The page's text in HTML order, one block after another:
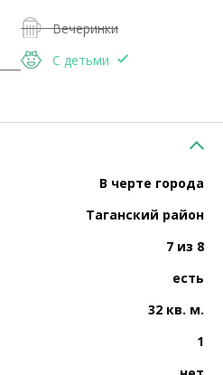
Вечеринки
С детьми
В черте города
Таганский район
7 из 8
есть
32 кв. м.
1